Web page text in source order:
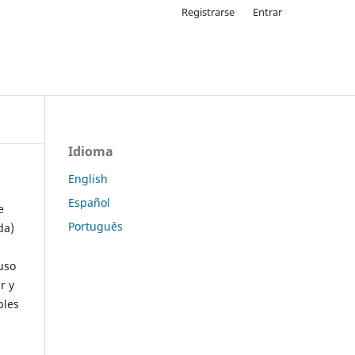
Registrarse Entrar
y
Idioma
English
Español
Português